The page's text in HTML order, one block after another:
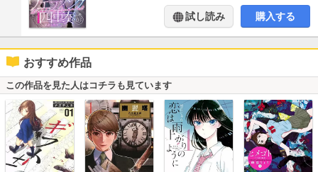
試し読み 購入する
おすすめ作品
この作品を見た人はコチラも見ています